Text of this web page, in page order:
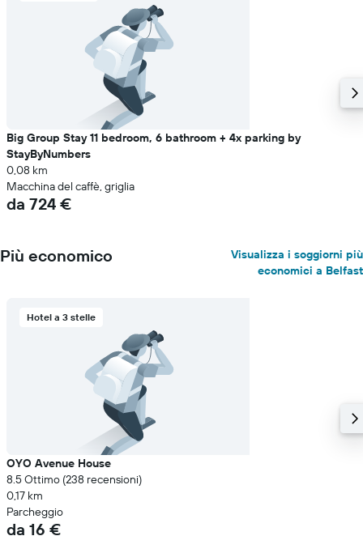
Big Group Stay 11 bedroom, 6 bathroom + 4x parking by
StayByNumbers
0,08 km
Macchina del caffè, griglia
da 724 €
Più economico
Visualizza i soggiorni più
economici a Belfast
Hotel a 3 stelle
OYO Avenue House
8.5 Ottimo (238 recensioni)
0,17 km
Parcheggio
da 16 €